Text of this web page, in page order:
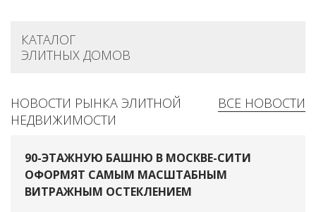
КАТАЛОГ
ЭЛИТНЫХ ДОМОВ
ВСЕ НОВОСТИ
НОВОСТИ РЫНКА ЭЛИТНОЙ
НЕДВИЖИМОСТИ
90-ЭТАЖНУЮ БАШНЮ В МОСКВЕ-СИТИ
ОФОРМЯТ САМЫМ МАСШТАБНЫМ
ВИТРАЖНЫМ ОСТЕКЛЕНИЕМ